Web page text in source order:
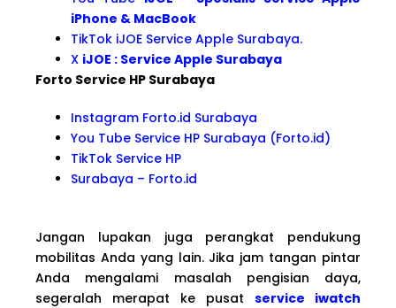
iPhone & MacBook
TikTok iJOE Service Apple Surabaya.
X iJOE : Service Apple Surabaya
Forto Service HP Surabaya
Instagram Forto.id Surabaya
You Tube Service HP Surabaya (Forto.id)
TikTok Service HP
Surabaya – Forto.id
Jangan lupakan juga perangkat pendukung
mobilitas Anda yang lain. Jika jam tangan pintar
Anda mengalami masalah pengisian daya,
segeralah merapat ke pusat service iwatch